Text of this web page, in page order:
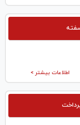
اطلاعات بیشتر >